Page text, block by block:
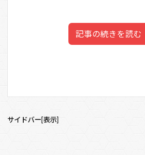
記事の続きを読む
1 仲間由紀恵の実家の家族構成は7人
サイドバー[表示]